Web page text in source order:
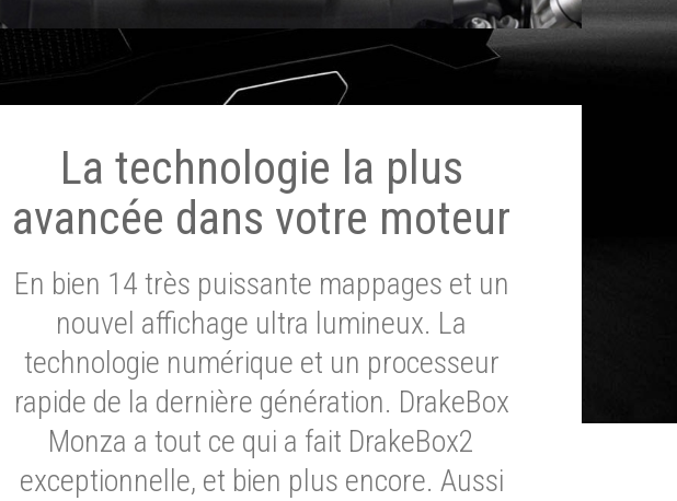
La technologie la plus
avancée dans votre moteur
En bien 14 très puissante mappages et un
nouvel affichage ultra lumineux. La
technologie numérique et un processeur
rapide de la dernière génération. DrakeBox
Monza a tout ce qui a fait DrakeBox2
exceptionnelle, et bien plus encore. Aussi